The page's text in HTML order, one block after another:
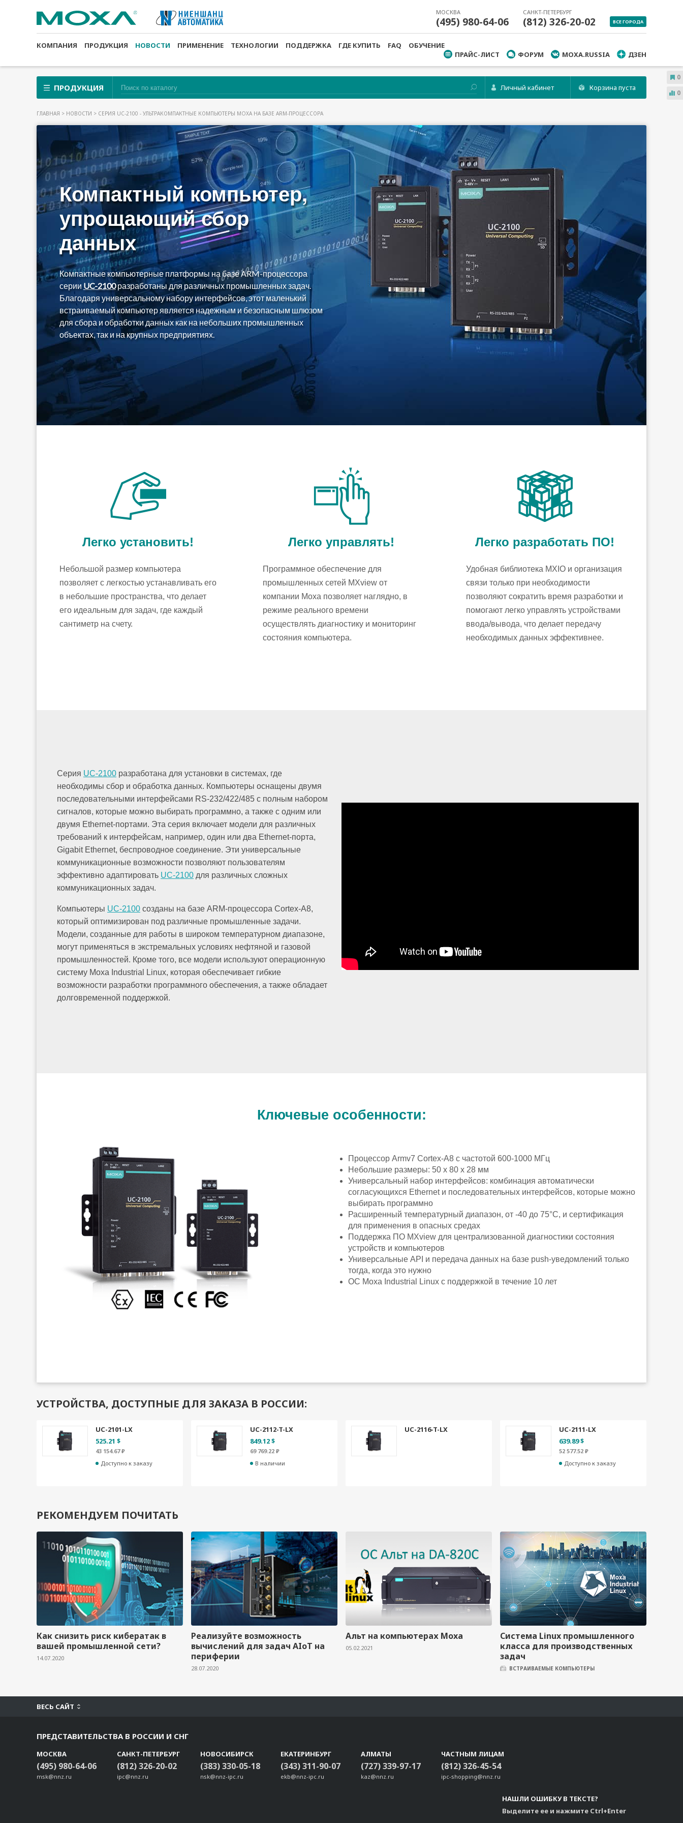
МОСКВА
(495) 980-64-06
САНКТ-ПЕТЕРБУРГ
(812) 326-20-02 ВСЕ ГОРОДА
КОМПАНИЯ ПРОДУКЦИЯ НОВОСТИ ПРИМЕНЕНИЕ ТЕХНОЛОГИИ ПОДДЕРЖКА ГДЕ КУПИТЬ FAQ
ОБУЧЕНИЕ
ПРАЙС-ЛИСТ
ФОРУМ MOXA.RUSSIA ДЗЕН
ПРОДУКЦИЯ Личный кабинет Корзина пуста
ГЛАВНАЯ > НОВОСТИ > СЕРИЯ UC-2100 - УЛЬТРАКОМПАКТНЫЕ КОМПЬЮТЕРЫ MOXA НА БАЗЕ ARM-ПРОЦЕССОРА
19.04.2021
СЕРИЯ UC-2100 - УЛЬТРАКОМПАКТНЫЕ КОМПЬЮТЕРЫ
MOXA НА БАЗЕ ARM-ПРОЦЕССОРА
УСТРОЙСТВА, ДОСТУПНЫЕ ДЛЯ ЗАКАЗА В РОССИИ:
UC-2101-LX
525.21 $
43 154.67 ₽
Доступно к заказу
UC-2112-T-LX
849.12 $
69 769.22 ₽
В наличии
UC-2116-T-LX
UC-2111-LX
639.89 $
52 577.52 ₽
Доступно к заказу
РЕКОМЕНДУЕМ ПОЧИТАТЬ
Как снизить риск кибератак в
вашей промышленной сети?
14.07.2020
Реализуйте возможность
вычислений для задач AIoT на
периферии
28.07.2020
Альт на компьютерах Moxa
05.02.2021
Система Linux промышленного
класса для производственных
задач
ВСТРАИВАЕМЫЕ КОМПЬЮТЕРЫ
ВЕСЬ САЙТ
ПРЕДСТАВИТЕЛЬСТВА В РОССИИ И СНГ
МОСКВА
(495) 980-64-06
msk@nnz.ru
САНКТ-ПЕТЕРБУРГ
(812) 326-20-02
ipc@nnz.ru
НОВОСИБИРСК
(383) 330-05-18
nsk@nnz-ipc.ru
ЕКАТЕРИНБУРГ
(343) 311-90-07
ekb@nnz-ipc.ru
АЛМАТЫ
(727) 339-97-17
kaz@nnz.ru
ЧАСТНЫМ ЛИЦАМ
(812) 326-45-54
ipc-shopping@nnz.ru
НАШЛИ ОШИБКУ В ТЕКСТЕ?
Выделите ее и нажмите Ctrl+Enter
0
0